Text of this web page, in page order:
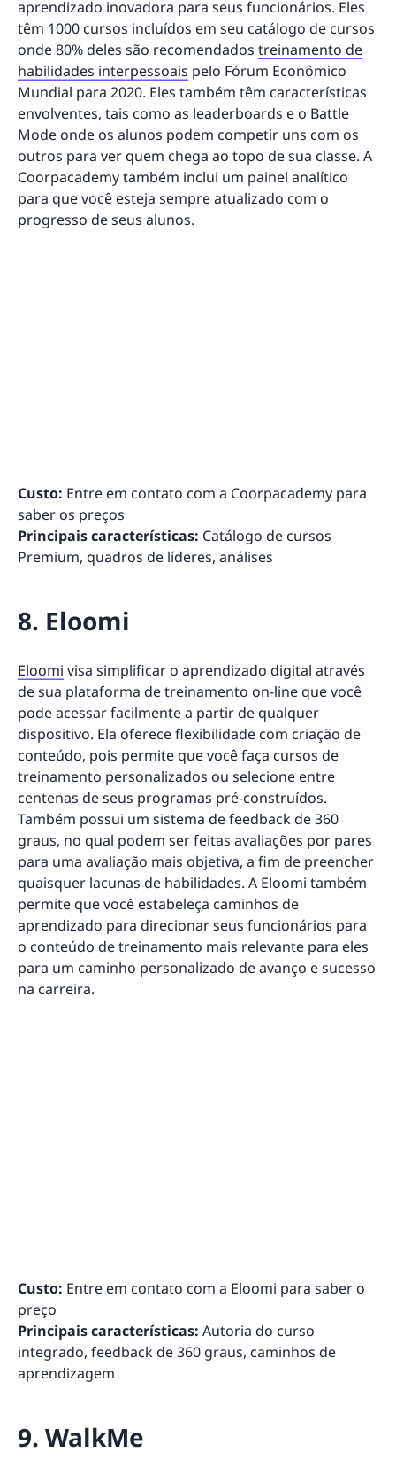
aprendizado inovadora para seus funcionários. Eles
têm 1000 cursos incluídos em seu catálogo de cursos
onde 80% deles são recomendados treinamento de
habilidades interpessoais pelo Fórum Econômico
Mundial para 2020. Eles também têm características
envolventes, tais como as leaderboards e o Battle
Mode onde os alunos podem competir uns com os
outros para ver quem chega ao topo de sua classe. A
Coorpacademy também inclui um painel analítico
para que você esteja sempre atualizado com o
progresso de seus alunos.
Custo: Entre em contato com a Coorpacademy para
saber os preços
Principais características: Catálogo de cursos
Premium, quadros de líderes, análises
8. Eloomi
Eloomi visa simplificar o aprendizado digital através
de sua plataforma de treinamento on-line que você
pode acessar facilmente a partir de qualquer
dispositivo. Ela oferece flexibilidade com criação de
conteúdo, pois permite que você faça cursos de
treinamento personalizados ou selecione entre
centenas de seus programas pré-construídos.
Também possui um sistema de feedback de 360
graus, no qual podem ser feitas avaliações por pares
para uma avaliação mais objetiva, a fim de preencher
quaisquer lacunas de habilidades. A Eloomi também
permite que você estabeleça caminhos de
aprendizado para direcionar seus funcionários para
o conteúdo de treinamento mais relevante para eles
para um caminho personalizado de avanço e sucesso
na carreira.
Custo: Entre em contato com a Eloomi para saber o
preço
Principais características: Autoria do curso
integrado, feedback de 360 graus, caminhos de
aprendizagem
9. WalkMe